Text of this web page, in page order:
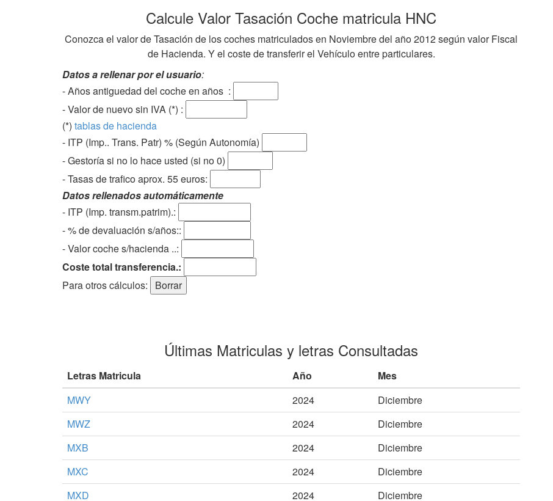
Calcule Valor Tasación Coche matricula HNC
Conozca el valor de Tasación de los coches matriculados en Noviembre del año 2012 según valor Fiscal
de Hacienda. Y el coste de transferir el Vehículo entre particulares.
Datos a rellenar por el usuario:
- Años antiguedad del coche en años :
- Valor de nuevo sin IVA (*) :
(*) tablas de hacienda
- ITP (Imp.. Trans. Patr) % (Según Autonomía)
- Gestoría si no lo hace usted (si no 0)
-Tasas de trafico aprox. 55 euros:
Datos rellenados automáticamente
- ITP (Imp. transm.patrim).:
- % de devaluación s/años::
- Valor coche s/hacienda ..:
Coste total transferencia.:
Para otros cálculos:
Últimas Matriculas y letras Consultadas
Letras Matricula Año
Mes
MWY
2024
Diciembre
MWZ
2024
Diciembre
MXB
2024
Diciembre
MXC
2024
Diciembre
MXD
2024 Diciembre